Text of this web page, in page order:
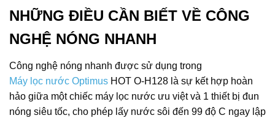
NHỮNG ĐIỀU CẦN BIẾT VỀ CÔNG
NGHỆ NÓNG NHANH
Công nghệ nóng nhanh được sử dụng trong
Máy lọc nước Optimus HOT O-H128 là sự kết hợp hoàn
hảo giữa một chiếc máy lọc nước ưu việt và 1 thiết bị đun
nóng siêu tốc, cho phép lấy nước sôi đến 99 độ C ngay lập